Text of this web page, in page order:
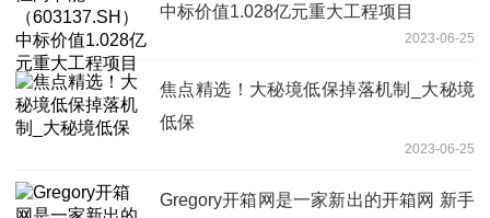
中标价值1.028亿元重大工程项目
2023-06-25
焦点精选！大秘境低保掉落机制_大秘境
低保
2023-06-25
Gregory开箱网是一家新出的开箱网 新手